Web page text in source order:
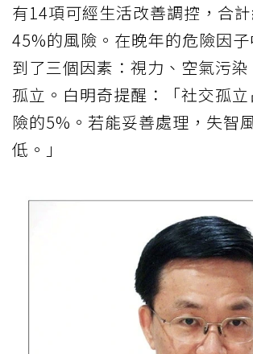
有14項可經生活改善調控，合
45%的風險。在晚年的危險因
到了三個因素：視力、空氣污
孤立。白明奇提醒：「社交孤
險的5%。若能妥善處理，失智
低。」